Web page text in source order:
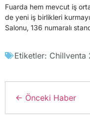
Fuarda hem mevcut iş
de yeni iş birlikleri
Salonu, 136 numaralı
Etiketler: Chillventa
← Önceki Haber